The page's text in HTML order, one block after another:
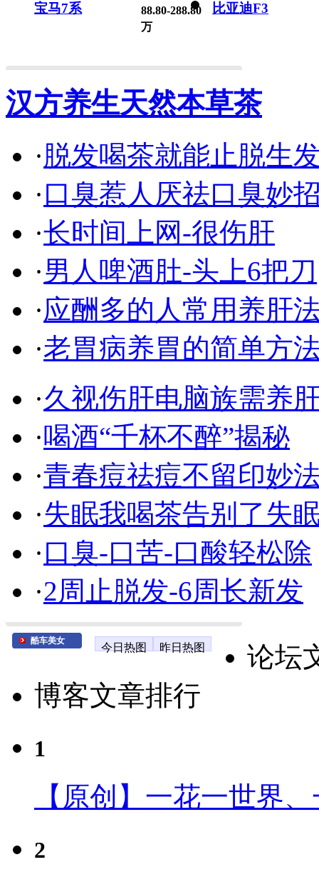
宝马7系
88.80-288.80
万
比亚迪F3
汉方养生天然本草茶
·脱发喝茶就能止脱生
·口臭惹人厌祛口臭妙
·长时间上网-很伤肝
·男人啤酒肚-头上6把刀
·应酬多的人常用养肝
·老胃病养胃的简单方
·久视伤肝电脑族需养
·喝酒“千杯不醉”揭秘
·青春痘祛痘不留印妙
·失眠我喝茶告别了失
·口臭-口苦-口酸轻松除
·2周止脱发-6周长新发
酷车美女
今日热图 昨日热图
论坛
博客文章排行
1
【原创】一花一世界
2